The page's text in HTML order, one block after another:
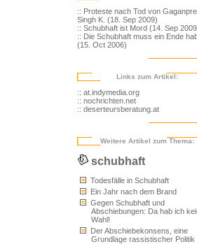
:: Proteste nach Tod von
Singh K. (18. Sep 2009)
:: Schubhaft ist Mord (14. Sep
:: Die Schubhaft muss ein Ende
(15. Oct 2006)
Links zum Artikel:
:: at.indymedia.org
:: nochrichten.net
:: deserteursberatung.at
Weitere Artikel zum Thema:
schubhaft
Todesfälle in Schubhaft
Ein Jahr nach dem Brand
Gegen Schubhaft und
Abschiebungen: Da hab ich
Wahl!
Der Abschiebekonsens, eine
Grundlage rassistischer Politik